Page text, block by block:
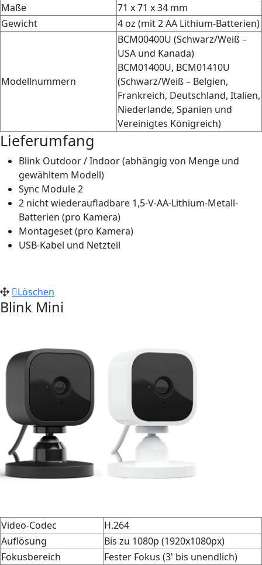
Maße
71 x 71 x 34 mm
Gewicht
4 oz (mit 2 AA Lithium-Batterien)
Modellnummern
BCM00400U (Schwarz/Weiß –
USA und Kanada)
BCM01400U, BCM01410U
(Schwarz/Weiß – Belgien,
Frankreich, Deutschland, Italien,
Niederlande, Spanien und
Vereinigtes Königreich)
Lieferumfang
Blink Outdoor / Indoor (abhängig von Menge und
gewähltem Modell)
Sync Module 2
2 nicht wiederaufladbare 1,5-V-AA-Lithium-Metall-
Batterien (pro Kamera)
Montageset (pro Kamera)
USB-Kabel und Netzteil
Löschen
Blink Mini
Video-Codec
H.264
Auflösung
Bis zu 1080p (1920x1080px)
Fokusbereich
Fester Fokus (3' bis unendlich)